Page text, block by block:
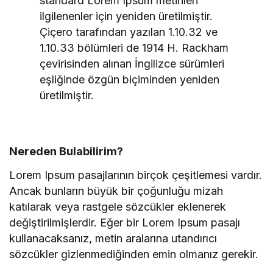
ilgilenenler için yeniden üretilmiştir.
Çiçero tarafından yazılan 1.10.32 ve
1.10.33 bölümleri de 1914 H. Rackham
çevirisinden alınan İngilizce sürümleri
eşliğinde özgün biçiminden yeniden
üretilmiştir.
Nereden Bulabilirim?
Lorem Ipsum pasajlarının birçok çeşitlemesi vardır.
Ancak bunların büyük bir çoğunluğu mizah
katılarak veya rastgele sözcükler eklenerek
değiştirilmişlerdir. Eğer bir Lorem Ipsum pasajı
kullanacaksanız, metin aralarına utandırıcı
sözcükler gizlenmediğinden emin olmanız gerekir.